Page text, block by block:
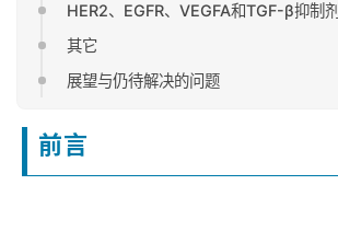
HER2、EGFR、VEGFA和TGF-β抑制剂
其它
展望与仍待解决的问题
前言